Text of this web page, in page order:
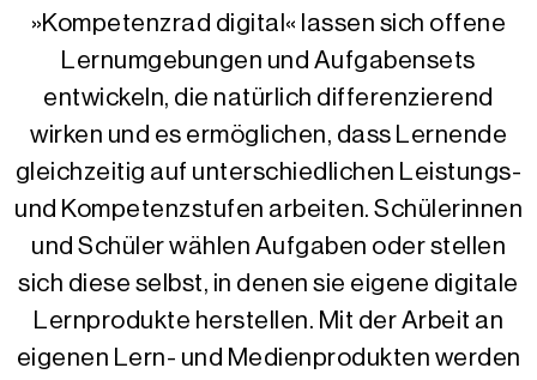
»Kompetenzrad digital« lassen sich offene
Lernumgebungen und Aufgabensets
entwickeln, die natürlich differenzierend
wirken und es ermöglichen, dass Lernende
gleichzeitig auf unterschiedlichen Leistungs-
und Kompetenzstufen arbeiten. Schülerinnen
und Schüler wählen Aufgaben oder stellen
sich diese selbst, in denen sie eigene digitale
Lernprodukte herstellen. Mit der Arbeit an
eigenen Lern- und Medienprodukten werden